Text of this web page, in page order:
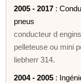
2005 - 2017 :
pneus
conducteur d
pelleteuse ou mini
liebherr 314.
2004 - 2005 :